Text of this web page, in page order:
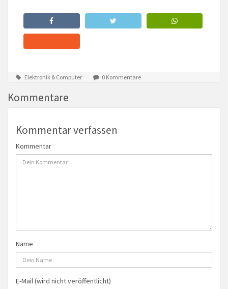
Elektronik & Computer 0 Kommentare
Kommentare
Kommentar verfassen
Kommentar
Name
E-Mail (wird nicht veröffentlicht)